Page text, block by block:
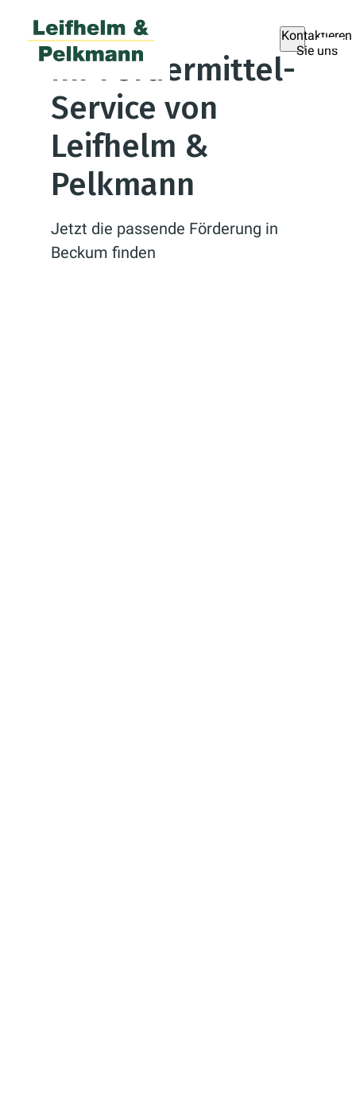
Kontaktieren
Sie uns
Ihr Fördermittel-
Service von
Leifhelm &
Pelkmann
Jetzt die passende Förderung in
Beckum finden